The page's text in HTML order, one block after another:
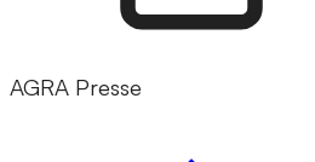
AGRA Presse